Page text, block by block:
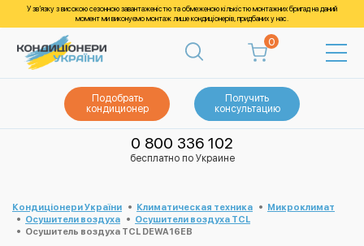
У зв’язку з високою сезонною завантаженістю та обмеженою кількістю монтажних бригад на даний
момент ми виконуємо монтаж лише кондиціонерів, придбаних у нас.
0
Подобрать
кондиционер
Получить
консультацию
0 800 336 102
бесплатно по Украине
Кондиціонери України Климатическая техника
Микроклимат
Осушители воздуха
Осушители воздуха TCL
Осушитель воздуха TCL DEWA16EB